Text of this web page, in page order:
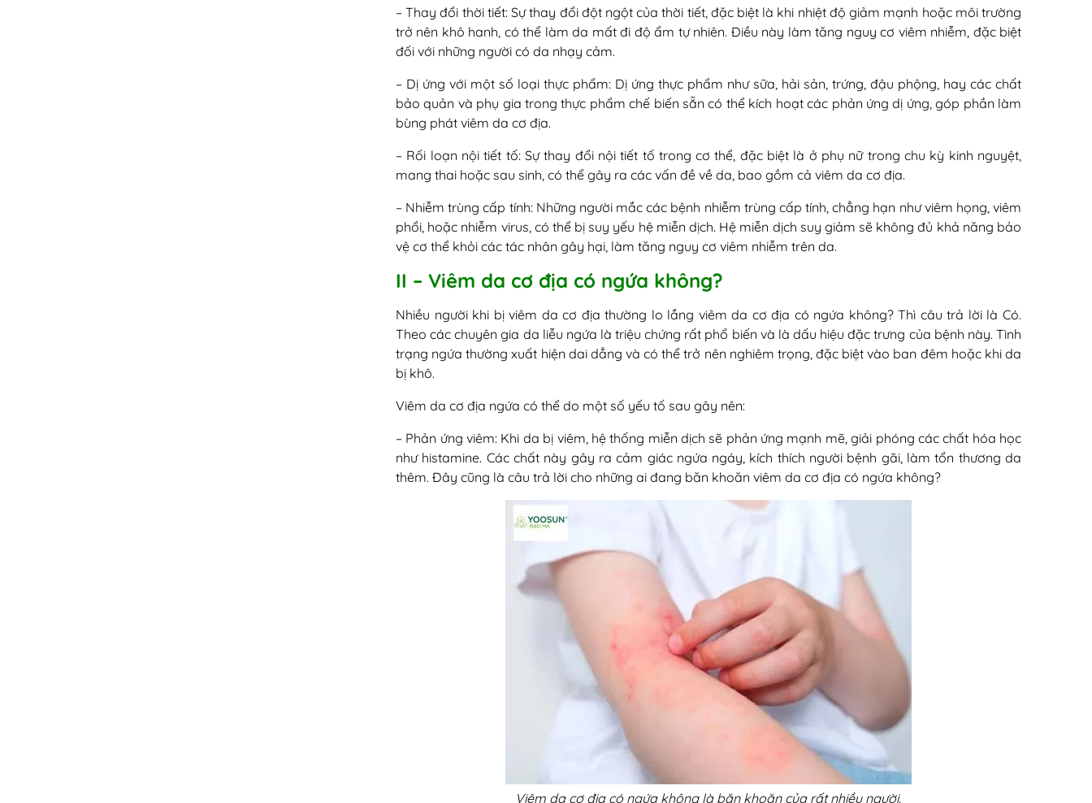
– Thay đổi thời tiết: Sự thay đổi đột ngột của thời tiết, đặc biệt là khi nhiệt độ giảm mạnh hoặc môi trường
trở nên khô hanh, có thể làm da mất đi độ ẩm tự nhiên. Điều này làm tăng nguy cơ viêm nhiễm, đặc biệt
đối với những người có da nhạy cảm.
– Dị ứng với một số loại thực phẩm: Dị ứng thực phẩm như sữa, hải sản, trứng, đậu phộng, hay các chất
bảo quản và phụ gia trong thực phẩm chế biến sẵn có thể kích hoạt các phản ứng dị ứng, góp phần làm
bùng phát viêm da cơ địa.
– Rối loạn nội tiết tố: Sự thay đổi nội tiết tố trong cơ thể, đặc biệt là ở phụ nữ trong chu kỳ kinh nguyệt,
mang thai hoặc sau sinh, có thể gây ra các vấn đề về da, bao gồm cả viêm da cơ địa.
– Nhiễm trùng cấp tính: Những người mắc các bệnh nhiễm trùng cấp tính, chẳng hạn như viêm họng, viêm
phổi, hoặc nhiễm virus, có thể bị suy yếu hệ miễn dịch. Hệ miễn dịch suy giảm sẽ không đủ khả năng bảo
vệ cơ thể khỏi các tác nhân gây hại, làm tăng nguy cơ viêm nhiễm trên da.
II – Viêm da cơ địa có ngứa không?
Nhiều người khi bị viêm da cơ địa thường lo lắng viêm da cơ địa có ngứa không? Thì câu trả lời là Có.
Theo các chuyên gia da liễu ngứa là triệu chứng rất phổ biến và là dấu hiệu đặc trưng của bệnh này. Tình
trạng ngứa thường xuất hiện dai dẳng và có thể trở nên nghiêm trọng, đặc biệt vào ban đêm hoặc khi da
bị khô.
Viêm da cơ địa ngứa có thể do một số yếu tố sau gây nên:
– Phản ứng viêm: Khi da bị viêm, hệ thống miễn dịch sẽ phản ứng mạnh mẽ, giải phóng các chất hóa học
như histamine. Các chất này gây ra cảm giác ngứa ngáy, kích thích người bệnh gãi, làm tổn thương da
thêm. Đây cũng là câu trả lời cho những ai đang băn khoăn viêm da cơ địa có ngứa không?
Viêm da cơ địa có ngứa không là băn khoăn của rất nhiều người.